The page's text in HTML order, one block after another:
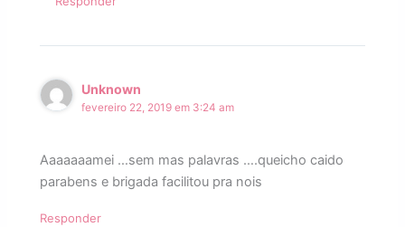
Unknown
fevereiro 22, 2019 em 3:24 am
Aaaaaaamei …sem mas palavras ….queicho caido
parabens e brigada facilitou pra nois
Responder